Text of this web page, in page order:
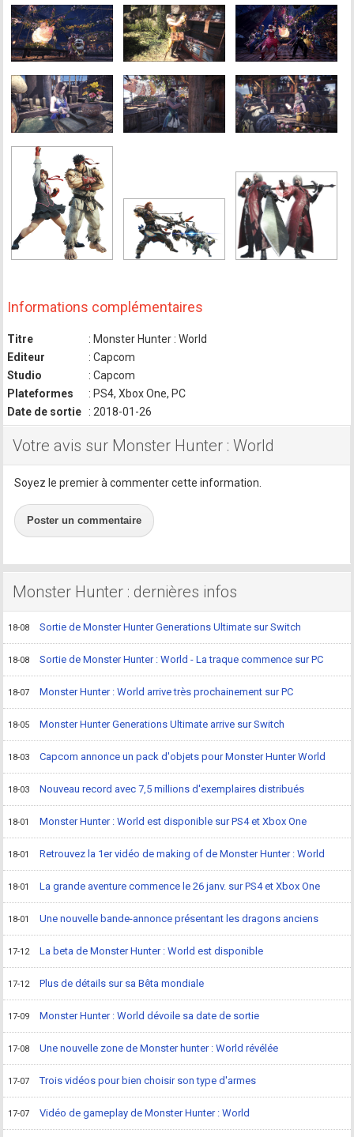
Informations complémentaires
Titre
: Monster Hunter : World
Editeur
: Capcom
Studio
: Capcom
Plateformes
: PS4, Xbox One, PC
Date de sortie
: 2018-01-26
Votre avis sur Monster Hunter : World
Soyez le premier à commenter cette information.
Poster un commentaire
Monster Hunter : dernières infos
18-08 Sortie de Monster Hunter Generations Ultimate sur Switch
18-08 Sortie de Monster Hunter : World - La traque commence sur PC
18-07 Monster Hunter : World arrive très prochainement sur PC
18-05 Monster Hunter Generations Ultimate arrive sur Switch
18-03 Capcom annonce un pack d'objets pour Monster Hunter World
18-03 Nouveau record avec 7,5 millions d'exemplaires distribués
18-01 Monster Hunter : World est disponible sur PS4 et Xbox One
18-01 Retrouvez la 1er vidéo de making of de Monster Hunter : World
18-01 La grande aventure commence le 26 janv. sur PS4 et Xbox One
18-01 Une nouvelle bande-annonce présentant les dragons anciens
17-12 La beta de Monster Hunter : World est disponible
17-12 Plus de détails sur sa Bêta mondiale
17-09 Monster Hunter : World dévoile sa date de sortie
17-08 Une nouvelle zone de Monster hunter : World révélée
17-07 Trois vidéos pour bien choisir son type d'armes
17-07 Vidéo de gameplay de Monster Hunter : World